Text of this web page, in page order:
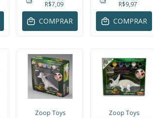
R$7,09
COMPRAR
R$9,97
COMPRAR
Zoop Toys Zoop Toys